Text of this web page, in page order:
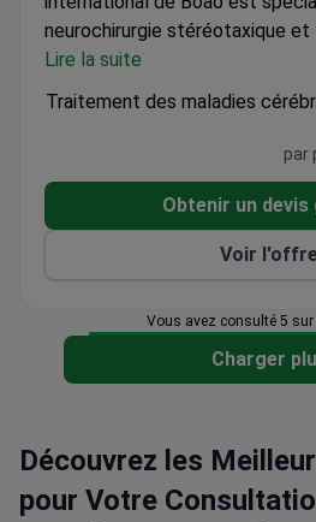
neurochirurgie stéréotaxique
moderne pour le traitement des
neurologiques complexes.
haut de gamme, tous les
séjour de 30 jours à l'hôpital ;
inclus dans le prix. Technique :
de stéréotaxie et de navigation
Lire la suite
Traitement des maladies
par
Obtenir un
Voir
Vous avez consulté 5 sur
Charger
Découvrez les
pour Votre